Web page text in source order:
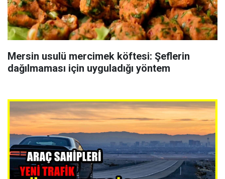
Mersin usulü mercimek köftesi: Şeflerin
dağılmaması için uyguladığı yöntem